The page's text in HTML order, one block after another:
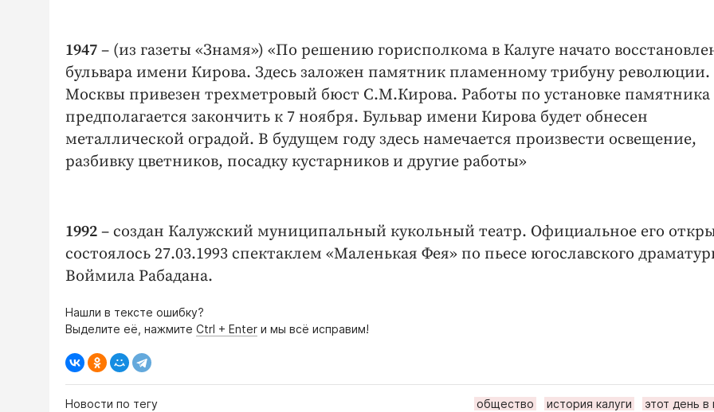
1947 – (из газеты «Знамя») «По решению горисполкома в Калуге начато
бульвара имени Кирова. Здесь заложен памятник пламенному трибуну
Москвы привезен трехметровый бюст С.М.Кирова. Работы по установке памятника
предполагается закончить к 7 ноября. Бульвар имени Кирова будет обнесен
металлической оградой. В будущем году здесь намечается произвести освещение,
разбивку цветников, посадку кустарников и другие работы»
1992 – создан Калужский муниципальный кукольный театр. Официальное его
состоялось 27.03.1993 спектаклем «Маленькая Фея» по пьесе югославского
Воймила Рабадана.
Нашли в тексте ошибку?
Выделите её, нажмите Ctrl + Enter и мы всё исправим!
Новости по тегу общество история калуги этот день в